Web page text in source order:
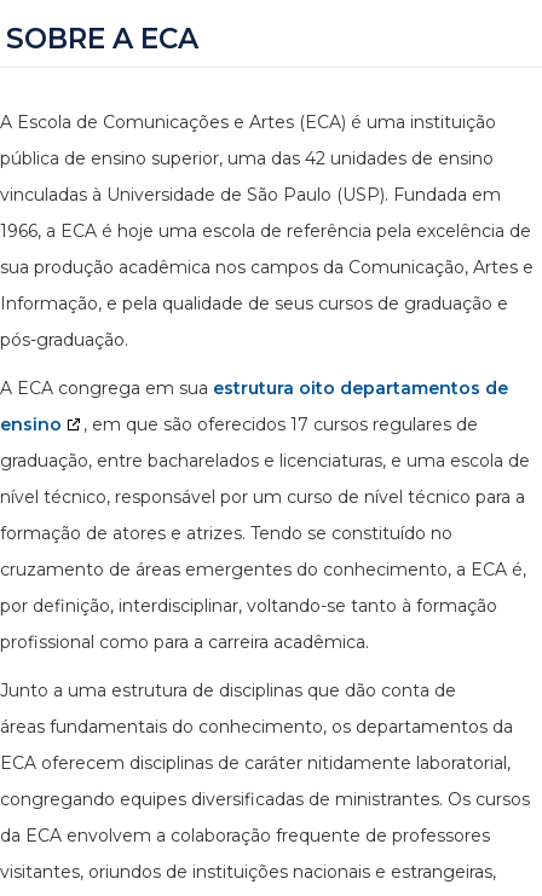
SOBRE A ECA
A Escola de Comunicações e Artes (ECA) é uma instituição
pública de ensino superior, uma das 42 unidades de ensino
vinculadas à Universidade de São Paulo (USP). Fundada em
1966, a ECA é hoje uma escola de referência pela excelência de
sua produção acadêmica nos campos da Comunicação, Artes e
Informação, e pela qualidade de seus cursos de graduação e
pós-graduação.
A ECA congrega em sua estrutura oito departamentos de
ensino
, em que são oferecidos 17 cursos regulares de
graduação, entre bacharelados e licenciaturas, e uma escola de
nível técnico, responsável por um curso de nível técnico para a
formação de atores e atrizes. Tendo se constituído no
cruzamento de áreas emergentes do conhecimento, a ECA é,
por definição, interdisciplinar, voltando-se tanto à formação
profissional como para a carreira acadêmica.
Junto a uma estrutura de disciplinas que dão conta de
áreas fundamentais do conhecimento, os departamentos da
ECA oferecem disciplinas de caráter nitidamente laboratorial,
congregando equipes diversificadas de ministrantes. Os cursos
da ECA envolvem a colaboração frequente de professores
visitantes, oriundos de instituições nacionais e estrangeiras,